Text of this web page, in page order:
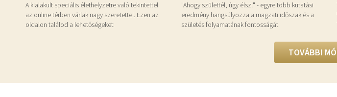
A kialakult speciális élethelyzetre való tekintettel
az online térben várlak nagy szeretettel. Ezen az
oldalon találod a lehetőségeket:
"Ahogy születtél, úgy élsz!" - egyre több kutatási
eredmény hangsúlyozza a magzati időszak és a
születés folyamatának fontosságát.
TOVÁBBI